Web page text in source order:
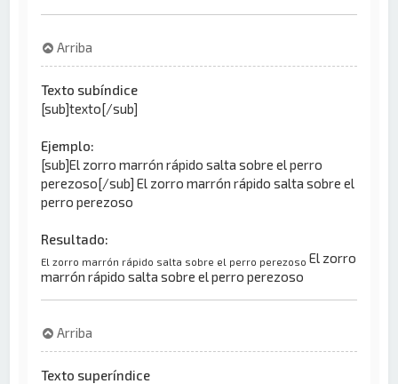
Arriba
Texto subíndice
[sub]texto[/sub]
Ejemplo:
[sub]El zorro marrón rápido salta sobre el perro
perezoso[/sub] El zorro marrón rápido salta sobre el
perro perezoso
Resultado:
El zorro marrón rápido salta sobre el perro perezoso El zorro
marrón rápido salta sobre el perro perezoso
Arriba
Texto superíndice